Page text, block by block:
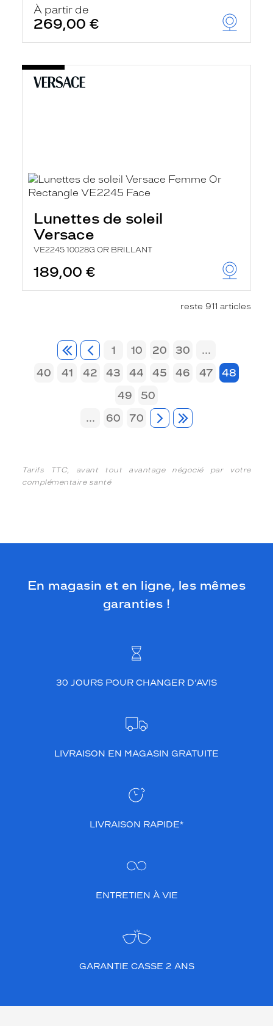
À partir de
269,00 €
Lunettes de soleil
Versace
VE2245 10028G OR BRILLANT
189,00 €
reste 911 articles
1 10 20 30
...
40
41 42 43 44 45 46 47
48
49
50
...
60 70
Tarifs TTC, avant tout avantage négocié par votre
complémentaire santé
En magasin et en ligne, les mêmes
garanties !
30 JOURS POUR CHANGER D’AVIS
LIVRAISON EN MAGASIN GRATUITE
LIVRAISON RAPIDE*
ENTRETIEN À VIE
GARANTIE CASSE 2 ANS